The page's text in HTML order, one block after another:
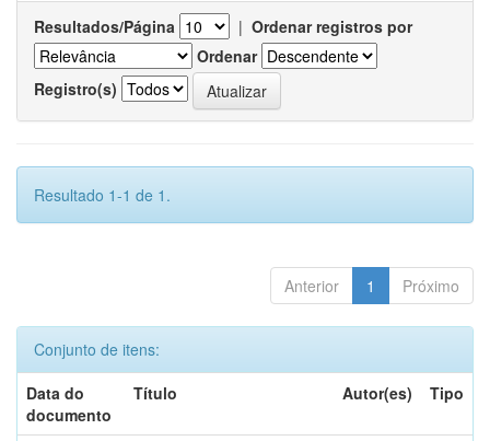
Resultados/Página | Ordenar registros por
Ordenar
Registro(s)
Resultado 1-1 de 1.
Anterior 1 Próximo
Conjunto de itens:
Data do
documento
Título Autor(es) Tipo